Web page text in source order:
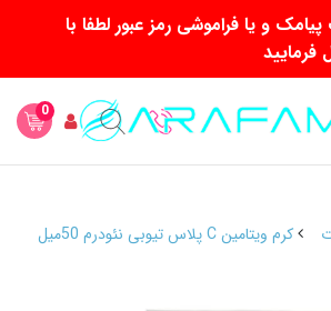
و یا فراموشی رمز عبور لطفا با
0
کرم ویتامین C پلاس تیوبی نئودرم 50میل